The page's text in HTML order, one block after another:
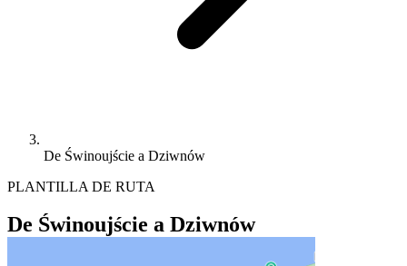
De Świnoujście a Dziwnów
PLANTILLA DE RUTA
De Świnoujście a Dziwnów